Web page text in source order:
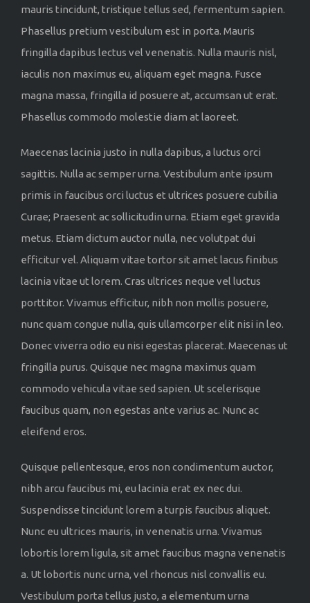
mauris tincidunt, tristique tellus sed, fermentum sapien.
Phasellus pretium vestibulum est in porta. Mauris
fringilla dapibus lectus vel venenatis. Nulla mauris nisl,
iaculis non maximus eu, aliquam eget magna. Fusce
magna massa, fringilla id posuere at, accumsan ut erat.
Phasellus commodo molestie diam at laoreet.
Maecenas lacinia justo in nulla dapibus, a luctus orci
sagittis. Nulla ac semper urna. Vestibulum ante ipsum
primis in faucibus orci luctus et ultrices posuere cubilia
Curae; Praesent ac sollicitudin urna. Etiam eget gravida
metus. Etiam dictum auctor nulla, nec volutpat dui
efficitur vel. Aliquam vitae tortor sit amet lacus finibus
lacinia vitae ut lorem. Cras ultrices neque vel luctus
porttitor. Vivamus efficitur, nibh non mollis posuere,
nunc quam congue nulla, quis ullamcorper elit nisi in leo.
Donec viverra odio eu nisi egestas placerat. Maecenas ut
fringilla purus. Quisque nec magna maximus quam
commodo vehicula vitae sed sapien. Ut scelerisque
faucibus quam, non egestas ante varius ac. Nunc ac
eleifend eros.
Quisque pellentesque, eros non condimentum auctor,
nibh arcu faucibus mi, eu lacinia erat ex nec dui.
Suspendisse tincidunt lorem a turpis faucibus aliquet.
Nunc eu ultrices mauris, in venenatis urna. Vivamus
lobortis lorem ligula, sit amet faucibus magna venenatis
a. Ut lobortis nunc urna, vel rhoncus nisl convallis eu.
Vestibulum porta tellus justo, a elementum urna